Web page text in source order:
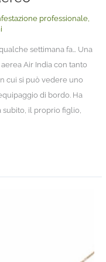
professionale,
settimana fa… Una
Air India con tanto
cui si può vedere uno
di bordo. Ha
il proprio figlio,